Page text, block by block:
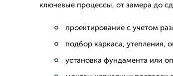
ключевые процессы, от замера до
проектирование с учетом
подбор каркаса, утепления,
установка фундамента или